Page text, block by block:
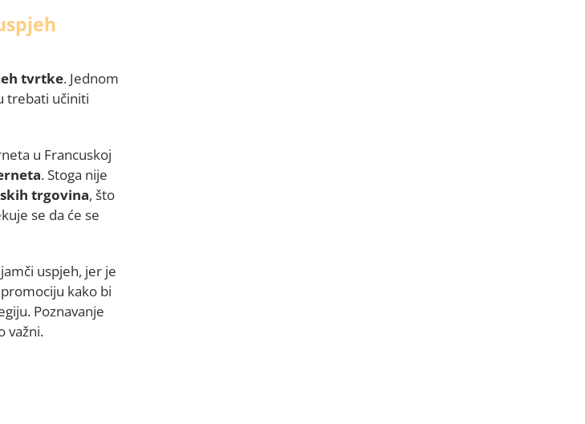
tvrtke. Jednom
trebati učiniti
u Francuskoj
. Stoga nije
trgovina, što
se da će se
uspjeh, jer je
kako bi
Poznavanje
važni.